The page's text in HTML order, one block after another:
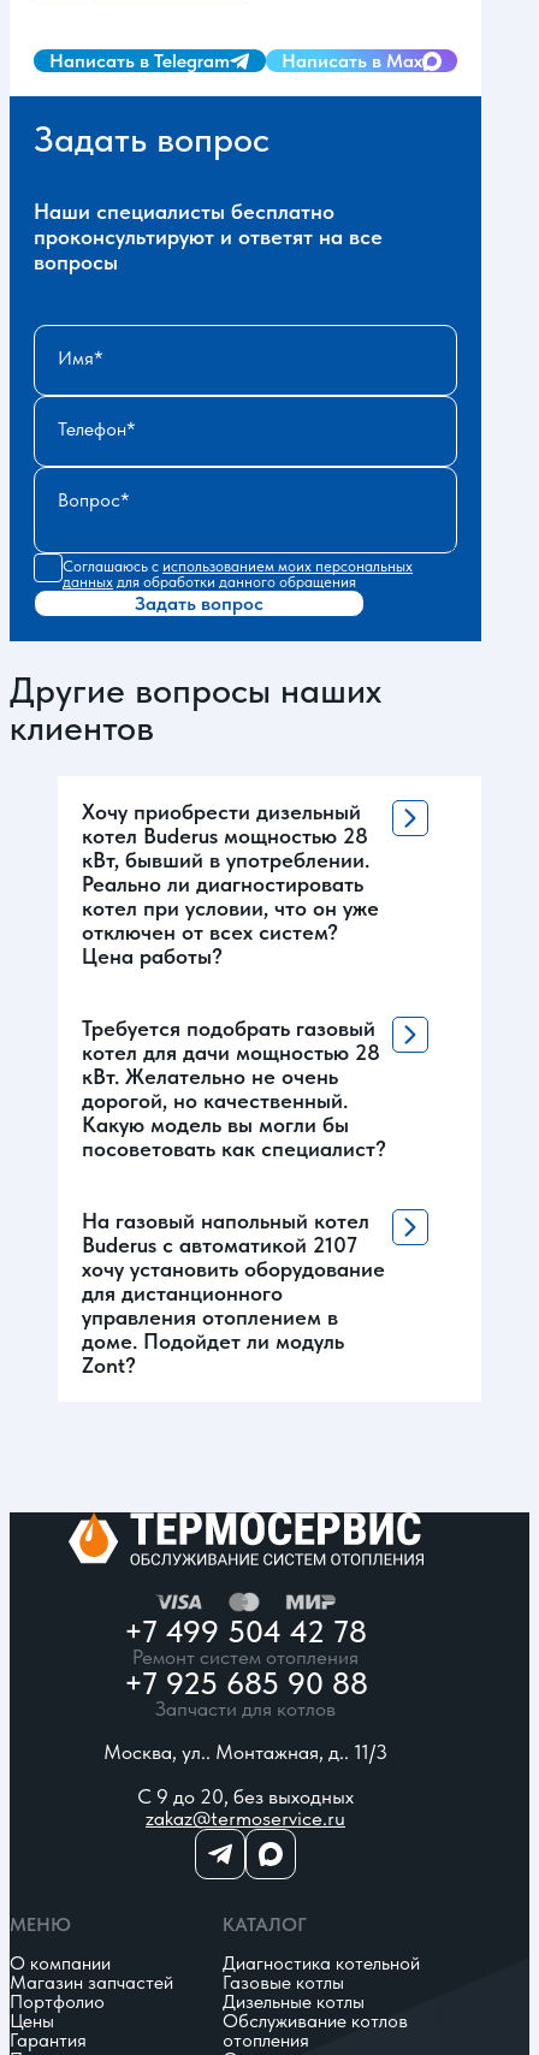
Написать в Telegram Написать в Max
Задать вопрос
Наши специалисты бесплатно
проконсультируют и ответят на все
вопросы
Имя
Телефон
Вопрос
Соглашаюсь с использованием моих персональных
данных для обработки данного обращения
Задать вопрос
Другие вопросы наших
клиентов
Хочу приобрести дизельный
котел Buderus мощностью 28
кВт, бывший в употреблении.
Реально ли диагностировать
котел при условии, что он уже
отключен от всех систем?
Цена работы?
Требуется подобрать газовый
котел для дачи мощностью 28
кВт. Желательно не очень
дорогой, но качественный.
Какую модель вы могли бы
посоветовать как специалист?
На газовый напольный котел
Buderus с автоматикой 2107
хочу установить оборудование
для дистанционного
управления отоплением в
доме. Подойдет ли модуль
Zont?
+7 499 504 42 78
Ремонт систем отопления
+7 925 685 90 88
Запчасти для котлов
Москва, ул.. Монтажная, д.. 11/3
С 9 до 20, без выходных
zakaz@termoservice.ru
МЕНЮ
О компании
Магазин запчастей
Портфолио
Цены
Гарантия
КАТАЛОГ
Диагностика котельной
Газовые котлы
Дизельные котлы
Обслуживание котлов
отопления